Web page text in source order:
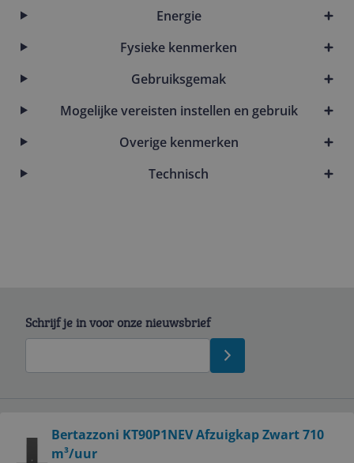
Energie
Fysieke kenmerken
Gebruiksgemak
Mogelijke vereisten instellen en gebruik
Overige kenmerken
Technisch
Bertazzoni KT90P1NEV Afzuigkap Zwart 710
m³/uur
Schrijf je in voor onze nieuwsbrief
Service